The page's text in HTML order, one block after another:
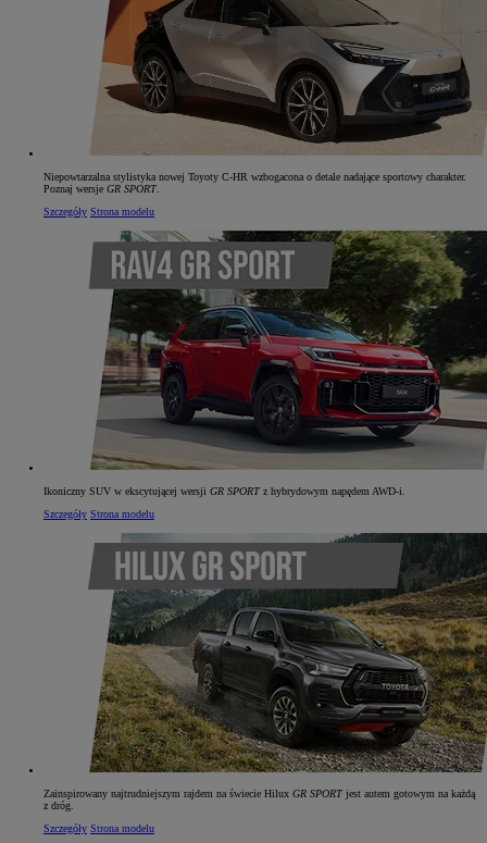
Niepowtarzalna stylistyka nowej Toyoty C‑HR wzbogacona o detale nadające sportowy charakter.
Poznaj wersje GR SPORT
Szczegóły Strona modelu
Ikoniczny SUV w ekscytującej wersji GR SPORT z hybrydowym napędem AWD‑i.
Szczegóły Strona modelu
Zainspirowany najtrudniejszym rajdem na świecie Hilux GR SPORT jest autem gotowym na każdą
z dróg.
Szczegóły Strona modelu